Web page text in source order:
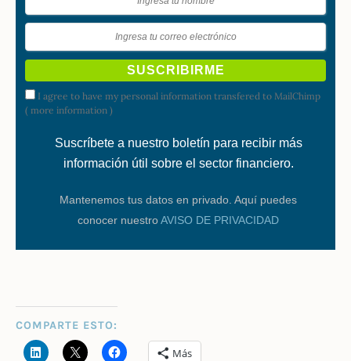
I agree to have my personal information transfered to MailChimp
(more information )
Suscríbete a nuestro boletín para recibir más
información útil sobre el sector financiero.
Mantenemos tus datos en privado. Aquí puedes
conocer nuestroAVISO DE PRIVACIDAD
COMPARTE ESTO:
Más